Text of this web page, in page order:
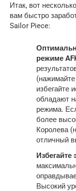
Итак, вот
вам быстро
Sailor Piece:
режиме
избегайте
обладают
режима.
более
Королева
отличный
Высокий